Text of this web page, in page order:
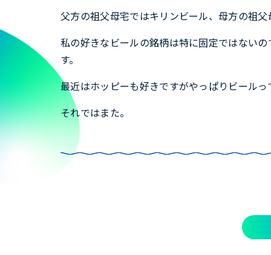
父方の祖父母宅ではキリンビール、母方の祖
私の好きなビールの銘柄は特に固定ではない
す。
最近はホッピーも好きですがやっぱりビールっ
それではまた。